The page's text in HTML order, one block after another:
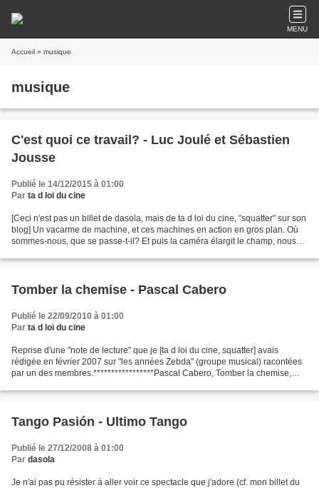
MENU
Accueil » musique
musique
C'est quoi ce travail? - Luc Joulé et Sébastien
Jousse
Publié le 14/12/2015 à 01:00
Par ta d loi du cine
[Ceci n'est pas un billet de dasola, mais de ta d loi du cine, "squatter" sur son
blog] Un vacarme de machine, et ces machines en action en gros plan. Où
sommes-nous, que se passe-t-il? Et puis la caméra élargit le champ, nous
Tomber la chemise - Pascal Cabero
Publié le 22/09/2010 à 01:00
Par ta d loi du cine
Reprise d'une "note de lecture" que je [ta d loi du cine, squatter] avais
rédigée en février 2007 sur "les années Zebda" (groupe musical) racontées
par un des membres.*****************Pascal Cabero, Tomber la chemise,
Tango Pasión - Ultimo Tango
Publié le 27/12/2008 à 01:00
Par dasola
Je n'ai pas pu résister à aller voir ce spectacle que j'adore (cf. mon billet du